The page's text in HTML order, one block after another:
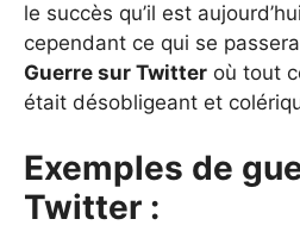
le succès qu’il est
cependant ce qui se
Guerre sur Twitter où tout
était désobligeant et
Exemples de
Twitter :